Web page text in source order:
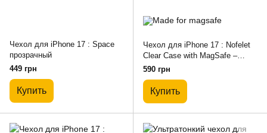
Чехол для iPhone 17 : Space
прозрачный
449 грн
Купить
Чехол для iPhone 17 : Nofelet
Clear Case with MagSafe –
прозрачный
590 грн
Купить